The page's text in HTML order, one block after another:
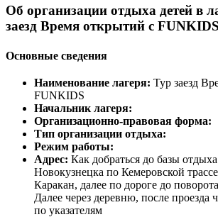
Об организации отдыха детей в
заезд Время открытий с
Основные сведения
Наименование лагеря: Тур заезд
FUNKIDS
Начальник лагеря:
Организационно-правовая форма:
Тип организации отдыха:
Режим работы:
Адрес: Как добраться до базы
Новокузнецка по Кемеровской
Каракан, далее по дороге до
Далее через деревню, после проезда
по указателям